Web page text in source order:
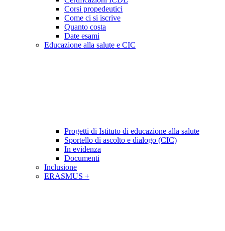
Corsi propedeutici
Come ci si iscrive
Quanto costa
Date esami
Educazione alla salute e CIC
Progetti di Istituto di educazione alla salute
Sportello di ascolto e dialogo (CIC)
In evidenza
Documenti
Inclusione
ERASMUS +